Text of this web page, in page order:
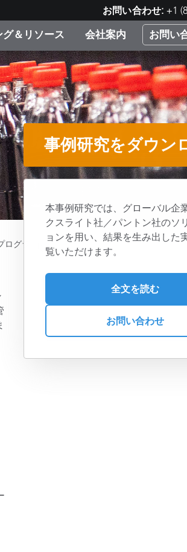
お問い合わせ: +1
プグレー
無料）
ー＆プリ
OEM ソ
ケージ
せ
グ＆リソース
ンター
も含む）
会社案内 お問い
グラ
共有
事例研究をダウン
本事例研究では、グローバル企
クスライト社／パントン社のソ
ョンを用い、結果を生み出した
覧いただけます。
全文を読む
お問い合わせ